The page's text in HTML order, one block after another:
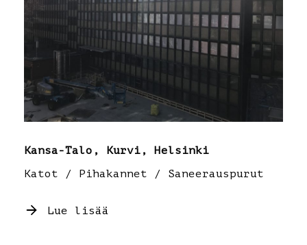
Kansa-Talo, Kurvi, Helsinki
Katot / Pihakannet / Saneerauspurut
Lue lisää